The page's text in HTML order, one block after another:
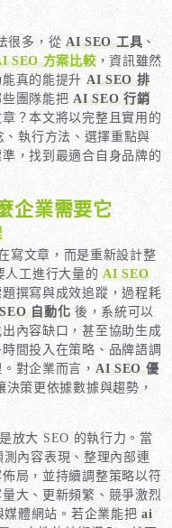
很多，從 AI SEO 工具 、
SEO 方案比較，資訊雖然
真的能提升 AI SEO 排
些團隊能把AI SEO 行銷
？本文將以完整且實用的
、執行方法、選擇重點與
，找到最適合自身品牌的
企業需要它
寫文章，而是重新設計整
人工進行大量的 AI SEO
撰寫與成效追蹤，過程耗
自動化 後，系統可以
內容缺口，甚至協助生成
間投入在策略、品牌語調
對企業而言， AI SEO 優
策更依據數據與趨勢，
放大 SEO 的執行力。當
內容表現、整理內部連
局，並持續調整策略以符
大、更新頻繁、競爭激烈
體網站。若企業能把 ai